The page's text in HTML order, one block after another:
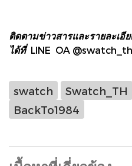
ติดตามข่าวสารและรายละเอี
ได้ที่ LINE OA @swatch_th
swatch Swatch_TH
BackTo1984